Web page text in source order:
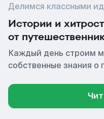
Делимся классными
Истории и
от
Каждый день строим
собственные знания о